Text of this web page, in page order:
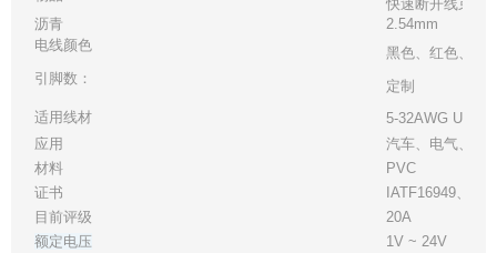
快速断开线束
沥青
2.54mm
电线颜色
黑色、红色、绿
引脚数：
定制
适用线材
5-32AWG UL or
应用
汽车、电气、工
材料
PVC
证书
IATF16949、UL
目前评级
20A
额定电压
1V ~ 24V